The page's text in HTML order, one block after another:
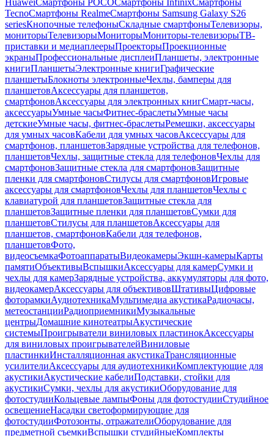
HuaweiСмартфоны POCOСмартфоны InfinixСмартфоны
TecnoСмартфоны RealmeСмартфоны Samsung Galaxy S26
seriesКнопочные телефоныСкладные смартфоныТелевизоры,
мониторыТелевизорыМониторыМониторы-телевизорыТВ-
приставки и медиаплеерыПроекторыПроекционные
экраныПрофессиональные дисплеиПланшеты, электронные
книгиПланшетыЭлектронные книгиГрафические
планшетыБлокноты электронныеЧехлы, бамперы для
планшетовАксессуары для планшетов,
смартфоновАксессуары для электронных книгСмарт-часы,
аксессуарыУмные часыФитнес-браслетыУмные часы
детскиеУмные часы, фитнес-браслетыРемешки, аксессуары
для умных часовКабели для умных часовАксессуары для
смартфонов, планшетовЗарядные устройства для телефонов,
планшетовЧехлы, защитные стекла для телефоновЧехлы для
смартфоновЗащитные стекла для смартфоновЗащитные
пленки для смартфоновСтилусы для смартфоновИгровые
аксессуары для смартфоновЧехлы для планшетовЧехлы с
клавиатурой для планшетовЗащитные стекла для
планшетовЗащитные пленки для планшетовСумки для
планшетовСтилусы для планшетовАксессуары для
планшетов, смартфоновКабели для телефонов,
планшетовФото,
видеосъемкаФотоаппаратыВидеокамерыЭкшн-камерыКарты
памятиОбъективыВспышкиАксессуары для камерСумки и
чехлы для камерЗарядные устройства, аккумуляторы для фото,
видеокамерАксессуары для объективовШтативыЦифровые
фоторамкиАудиотехникаМультимедиа акустикаРадиочасы,
метеостанцииРадиоприемникиМузыкальные
центрыДомашние кинотеатрыАкустические
системыПроигрыватели виниловых пластинокАксессуары
для виниловых проигрывателейВиниловые
пластинкиИнсталляционная акустикаТрансляционные
усилителиАксессуары для аудиотехникиКомплектующие для
акустикиАкустические кабелиПодставки, стойки для
акустикиСумки, чехлы для акустикиОборудование для
фотостудииКольцевые лампыФоны для фотостудииСтудийное
освещениеНасадки светоформирующие для
фотостудииФотозонты, отражателиОборудование для
предметной съемкиВспышки студийныеКомплекты